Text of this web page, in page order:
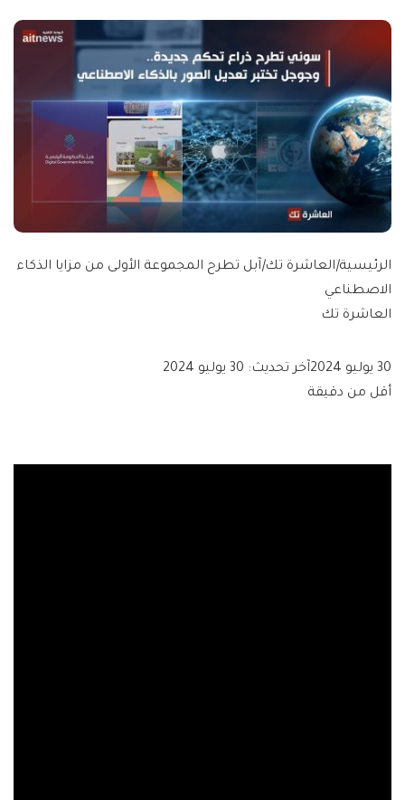
الرئيسية|العاشرة تك|آبل تطرح المجموعة الأولى من مزايا الذكاء
الاصطناعي
العاشرة تك
30 يوليو 2024
آخر تحديث: 30 يوليو 2024
أقل من دقيقة